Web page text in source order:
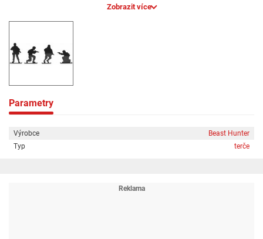
mm) barva: černá vhodné pro střelbu diabolo i steel BB určeno pro
Zobrazit více
Parametry
Výrobce
Beast Hunter
Typ
terče